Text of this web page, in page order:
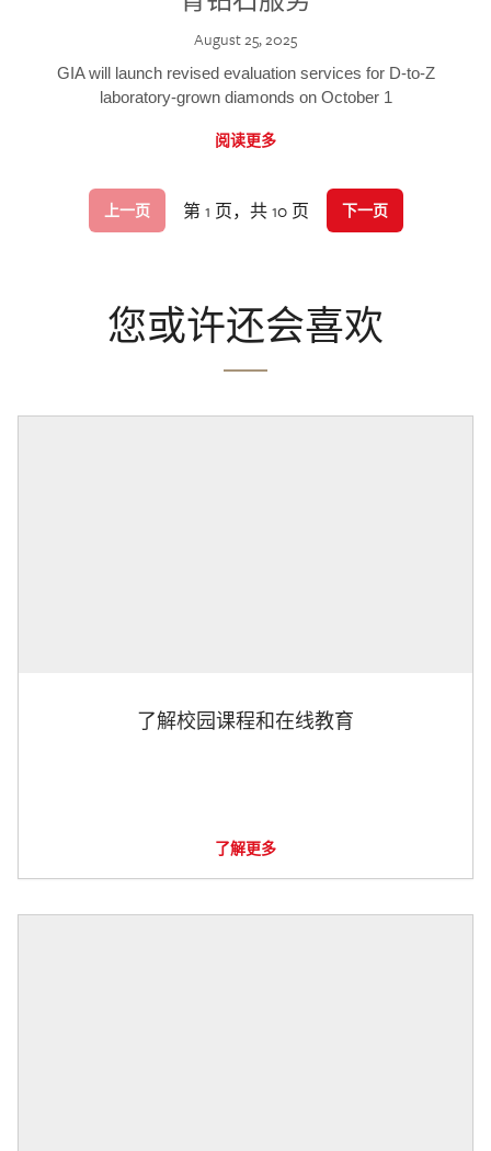
August 25, 2025
GIA will launch revised evaluation services for D-to-Z
laboratory-grown diamonds on October 1
阅读更多
上一页 第 1 页，共 10 页 下一页
您或许还会喜欢
了解校园课程和在线教育
了解更多